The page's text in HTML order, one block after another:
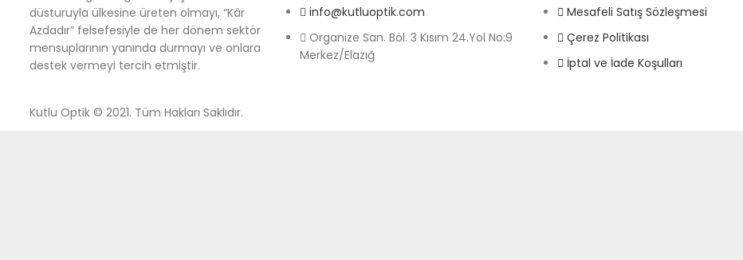
düsturuyla ülkesine üreten olmayı, “Kâr
Azdadır” felsefesiyle de her dönem sektör
mensuplarının yanında durmayı ve onlara
destek vermeyi tercih etmiştir.
info@kutluoptik.com
Organize San. Böl. 3 Kısım 24.Yol No:9
Merkez/Elazığ
Mesafeli Satış Sözleşmesi
Çerez Politikası
İptal ve İade Koşulları
Kutlu Optik © 2021. Tüm Hakları Saklıdır.